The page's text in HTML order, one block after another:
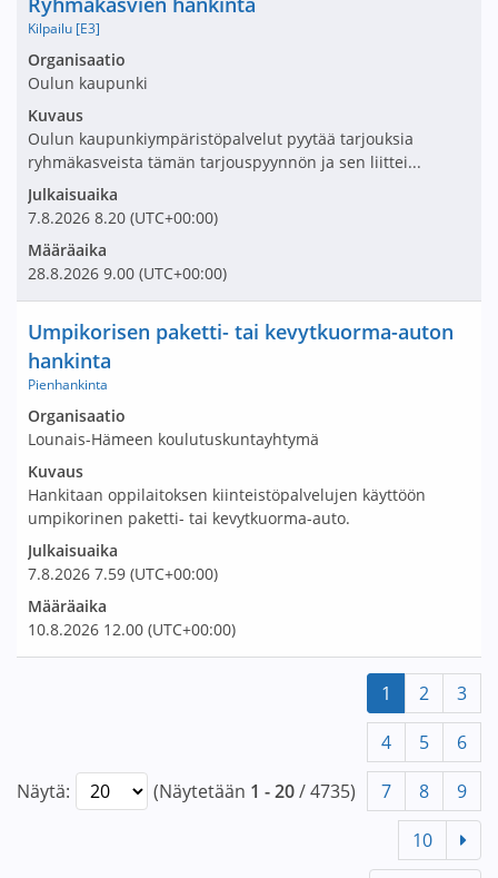
Avaa tarjouspyyntö:
Organisaatio
Oulun kaupunki
Kilpailu [E3]
Kuvaus
Oulun kaupunkiympäristöpalvelut pyytää tarjouksia
ryhmäkasveista tämän tarjouspyynnön ja sen liittei...
Julkaisuaika
7.8.2026 8.20 (UTC+00:00)
Määräaika
28.8.2026 9.00 (UTC+00:00)
Avaa tarjouspyyntö:
Organisaatio
Lounais-Hämeen koulutuskuntayhtymä
Nimi ja selite
Umpikorisen paketti- tai kevytkuorma-auton
hankinta
Pienhankinta
Kuvaus
Hankitaan oppilaitoksen kiinteistöpalvelujen käyttöön
umpikorinen paketti- tai kevytkuorma-auto.
Julkaisuaika
7.8.2026 7.59 (UTC+00:00)
Määräaika
10.8.2026 12.00 (UTC+00:00)
Näytä: (Näytetään 1 - 20/ 4735)
1 2
3
4
5
6
7
8
9
10